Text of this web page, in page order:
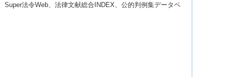
法令Web、法律文献総合INDEX、公的判例集データベ